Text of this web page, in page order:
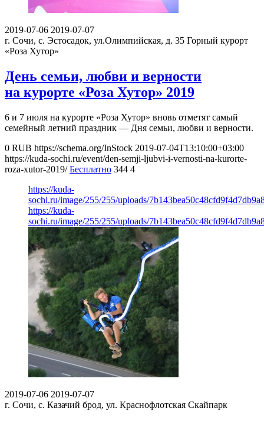
2019-07-06 2019-07-07
г. Сочи, с. Эстосадок, ул.Олимпийская, д. 35 Горный курорт
«Роза Хутор»
День семьи, любви и верности
на курорте «Роза Хутор» 2019
6 и 7 июля на курорте «Роза Хутор» вновь отметят самый
семейный летний праздник — Дня семьи, любви и верности.
0 RUB https://schema.org/InStock 2019-07-04T13:10:00+03:00
https://kuda-sochi.ru/event/den-semji-ljubvi-i-vernosti-na-kurorte-
roza-xutor-2019/ Бесплатно 344 4
https://kuda-
sochi.ru/image/255/255/uploads/
https://kuda-
sochi.ru/image/255/255/uploads/
2019-07-06 2019-07-07
г. Сочи, с. Казачий брод, ул. Краснофлотская Скайпарк